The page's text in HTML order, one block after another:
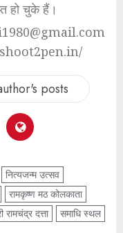
हो चुके हैं।
posts
नित्यजन्म उत्सव
रामकृष्ण मठ कोलकाता
रामचंद्र दत्ता समाधि स्थल